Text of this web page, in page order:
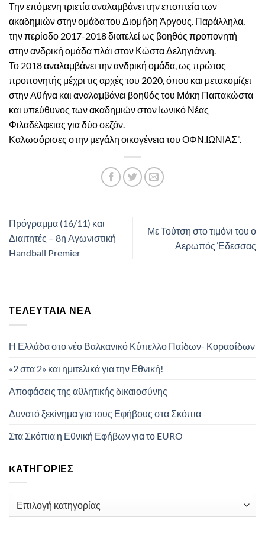
Την επόμενη τριετία αναλαμβάνει την εποπτεία των
ακαδημιών στην ομάδα του Διομήδη Άργους. Παράλληλα,
την περίοδο 2017-2018 διατελεί ως βοηθός προπονητή
στην ανδρική ομάδα πλάι στον Κώστα Δεληγιάννη.
Το 2018 αναλαμβάνει την ανδρική ομάδα, ως πρώτος
προπονητής μέχρι τις αρχές του 2020, όπου και μετακομίζει
στην Αθήνα και αναλαμβάνει βοηθός του Μάκη Παπακώστα
και υπεύθυνος των ακαδημιών στον Ιωνικό Νέας
Φιλαδέλφειας για δύο σεζόν.
Καλωσόρισες στην μεγάλη οικογένεια του ΟΦΝ.ΙΩΝΙΑΣ”.
Πρόγραμμα (16/11) και
Διαιτητές – 8η Αγωνιστική
Handball Premier
Με Τούτση στο τιμόνι του ο
Αερωπός Έδεσσας
ΤΕΛΕΥΤΑΊΑ ΝΈΑ
Η Ελλάδα στο νέο Βαλκανικό Κύπελλο Παίδων- Κορασίδων
«2 στα 2» και ημιτελικά για την Εθνική!
Αποφάσεις της αθλητικής δικαιοσύνης
Δυνατό ξεκίνημα για τους Εφήβους στα Σκόπια
Στα Σκόπια η Εθνική Εφήβων για το EURO
KΑΤΗΓΟΡΊΕΣ
Kατηγορίες